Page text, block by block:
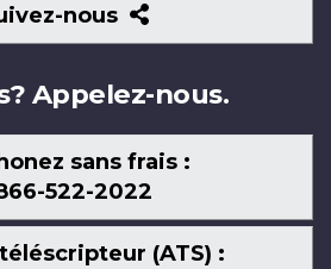
nous
Suivez-
nous
Appelez-nous.
sans frais :
522-2022
(ATS) :